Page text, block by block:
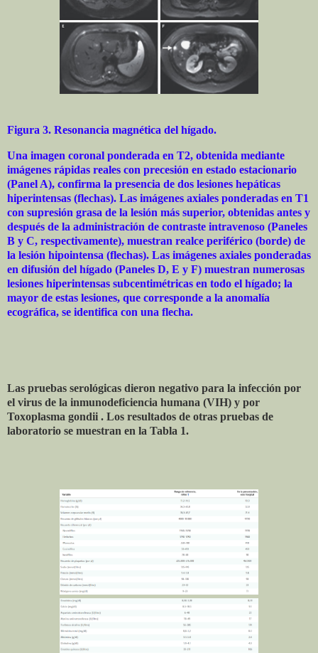
Figura 3. Resonancia magnética del hígado.
Una imagen coronal ponderada en T2, obtenida mediante
imágenes rápidas reales con precesión en estado estacionario
(Panel A), confirma la presencia de dos lesiones hepáticas
hiperintensas (flechas). Las imágenes axiales ponderadas en T1
con supresión grasa de la lesión más superior, obtenidas antes y
después de la administración de contraste intravenoso (Paneles
B y C, respectivamente), muestran realce periférico (borde) de
la lesión hipointensa (flechas). Las imágenes axiales ponderadas
en difusión del hígado (Paneles D, E y F) muestran numerosas
lesiones hiperintensas subcentimétricas en todo el hígado; la
mayor de estas lesiones, que corresponde a la anomalía
ecográfica, se identifica con una flecha.
Las pruebas serológicas dieron negativo para la infección por
el virus de la inmunodeficiencia humana (VIH) y por
Toxoplasma gondii . Los resultados de otras pruebas de
laboratorio se muestran en la Tabla 1.